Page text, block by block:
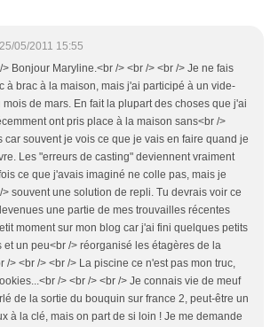
25/05/2011 15:55
> Bonjour Maryline.<br /> <br /> <br /> Je ne fais
à brac à la maison, mais j'ai participé à un vide-
de mars. En fait la plupart des choses que j'ai
ont pris place à la maison sans<br />
car souvent je vois ce que je vais en faire quand je
Les "erreurs de casting" deviennent vraiment
ce que j'avais imaginé ne colle pas, mais je
> souvent une solution de repli. Tu devrais voir ce
une partie de mes trouvailles récentes
moment sur mon blog car j'ai fini quelques petits
et un peu<br /> réorganisé les étagères de la
/> <br /> <br /> La piscine ce n'est pas mon truc,
/> <br /> <br /> Je connais vie de meuf
de la sortie du bouquin sur france 2, peut-être un
à la clé, mais on part de si loin ! Je me demande